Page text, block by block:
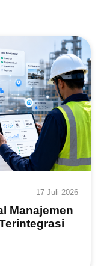
17 Juli 2026
Manajemen